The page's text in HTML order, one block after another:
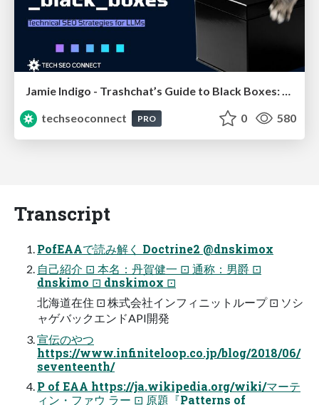
techseoconnect
PRO 0 580
Transcript
PofEAAで読み解く Doctrine2 @dnskimox
自己紹介 ⊡ 本名：丹賀健一 ⊡ 通称：男爵 ⊡
dnskimo ⊡ dnskimox ⊡
北海道在住 ⊡ 株式会社インフィニットループ ⊡ ソシ
ャゲバックエンドAPI開発
宣伝のやつ
https://www.infiniteloop.co.jp/blog/2018/06/
seventeenth/
P of EAA https://ja.wikipedia.org/wiki/マーテ
ィン・ファウ ラー ⊡ 原題『Patterns of